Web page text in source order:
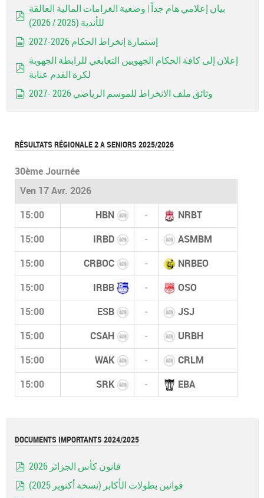
pdf
بيان إعلامي هام جداً | وضعية الغرامات المالية العالقة
للأندية (2025 / 2026)
إستمارة إنخراط الحكام 2026-2027
pdf
إعلان إلى كافة الحكام الجهويين التعابعي للرابطة الجهوية
لكرة القدم عنابة
وثائق ملف الانخراط للموسم الرياضي 2026 -2027
RÉSULTATS RÉGIONALE 2 A SENIORS 2025/2026
30ème Journée
Ven 17 Avr. 2026
15:00 HBN - NRBT
15:00 IRBD - ASMBM
15:00 CRBOC - NRBEO
15:00 IRBB - OSO
15:00 ESB - JSJ
15:00 CSAH - URBH
15:00 WAK - CRLM
15:00 SRK - EBA
DOCUMENTS IMPORTANTS 2024/2025
قانون كأس الجزائر 2026
قوانين بطولات الأكابر (نسخة أكتوبر 2025)